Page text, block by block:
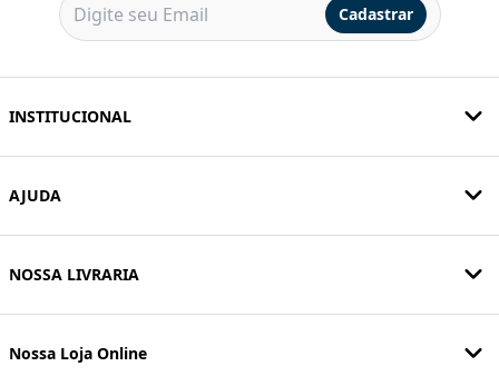
Cadastrar
INSTITUCIONAL
AJUDA
NOSSA LIVRARIA
Nossa Loja Online